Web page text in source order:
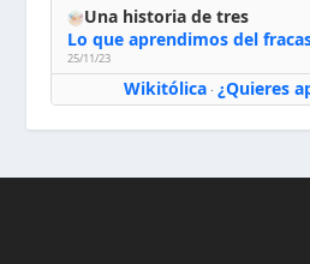
Una historia de tres
Lo que aprendimos del
25/11/23
Wikitólica· ¿Quieres